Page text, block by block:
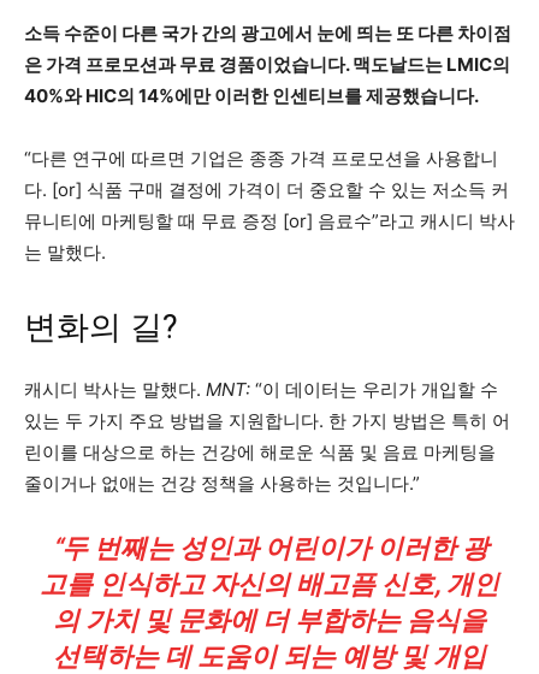
소득 수준이 다른 국가 간의 광고에서 눈에 띄는 또 다른 차이점
은 가격 프로모션과 무료 경품이었습니다. 맥도날드는 LMIC의
40%와 HIC의 14%에만 이러한 인센티브를 제공했습니다.
“다른 연구에 따르면 기업은 종종 가격 프로모션을 사용합니
다. [or] 식품 구매 결정에 가격이 더 중요할 수 있는 저소득 커
뮤니티에 마케팅할 때 무료 증정 [or] 음료수”라고 캐시디 박사
는 말했다.
변화의 길?
캐시디 박사는 말했다. MNT: “이 데이터는 우리가 개입할 수
있는 두 가지 주요 방법을 지원합니다. 한 가지 방법은 특히 어
린이를 대상으로 하는 건강에 해로운 식품 및 음료 마케팅을
줄이거나 없애는 건강 정책을 사용하는 것입니다.”
“두 번째는 성인과 어린이가 이러한 광
고를 인식하고 자신의 배고픔 신호, 개인
의 가치 및 문화에 더 부합하는 음식을
선택하는 데 도움이 되는 예방 및 개입